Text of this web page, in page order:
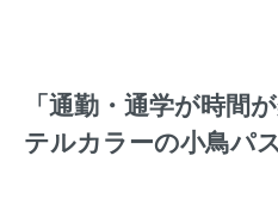
「通勤・通学が時間
テルカラーの小鳥パ